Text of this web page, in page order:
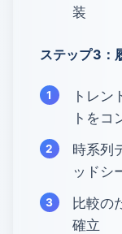
装
ステップ3：
トレン
トをコ
時系列
ッドシ
比較の
確立